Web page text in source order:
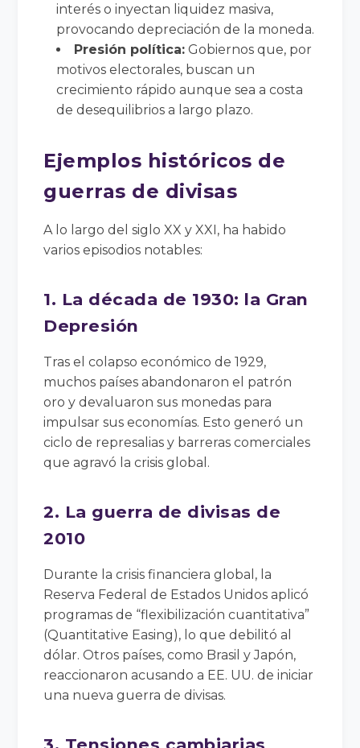
interés o inyectan liquidez masiva,
provocando depreciación de la moneda.
Presión política: Gobiernos que, por
motivos electorales, buscan un
crecimiento rápido aunque sea a costa
de desequilibrios a largo plazo.
Ejemplos históricos de
guerras de divisas
A lo largo del siglo XX y XXI, ha habido
varios episodios notables:
1. La década de 1930: la Gran
Depresión
Tras el colapso económico de 1929,
muchos países abandonaron el patrón
oro y devaluaron sus monedas para
impulsar sus economías. Esto generó un
ciclo de represalias y barreras comerciales
que agravó la crisis global.
2. La guerra de divisas de
2010
Durante la crisis financiera global, la
Reserva Federal de Estados Unidos aplicó
programas de “flexibilización cuantitativa”
(Quantitative Easing), lo que debilitó al
dólar. Otros países, como Brasil y Japón,
reaccionaron acusando a EE. UU. de iniciar
una nueva guerra de divisas.